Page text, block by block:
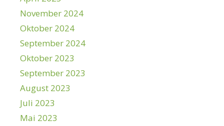
November 2024
Oktober 2024
September 2024
Oktober 2023
September 2023
August 2023
Juli 2023
Mai 2023